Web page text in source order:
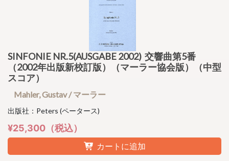
SINFONIE NR.5(AUSGABE 2002) 交響曲第5番
（2002年出版新校訂版）（マーラー協会版）（中型
スコア）
Mahler, Gustav / マーラー
出版社：Peters (ペータース)
¥25,300（税込）
カートに追加